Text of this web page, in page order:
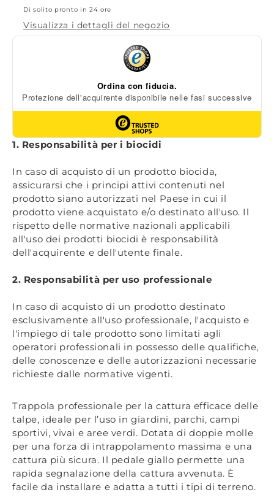
Di solito pronto in 24 ore
Visualizza i dettagli del negozio
1. Responsabilità per i biocidi
In caso di acquisto di un prodotto biocida,
assicurarsi che i principi attivi contenuti nel
prodotto siano autorizzati nel Paese in cui il
prodotto viene acquistato e/o destinato all'uso. Il
rispetto delle normative nazionali applicabili
all'uso dei prodotti biocidi è responsabilità
dell'acquirente e dell'utente finale.
2. Responsabilità per uso professionale
In caso di acquisto di un prodotto destinato
esclusivamente all'uso professionale, l'acquisto e
l'impiego di tale prodotto sono limitati agli
operatori professionali in possesso delle qualifiche,
delle conoscenze e delle autorizzazioni necessarie
richieste dalle normative vigenti.
Trappola professionale per la cattura efficace delle
talpe, ideale per l’uso in giardini, parchi, campi
sportivi, vivai e aree verdi. Dotata di doppie molle
per una forza di intrappolamento massima e una
cattura più sicura. Il pedale giallo permette una
rapida segnalazione della cattura avvenuta. È
facile da installare e adatta a tutti i tipi di terreno.